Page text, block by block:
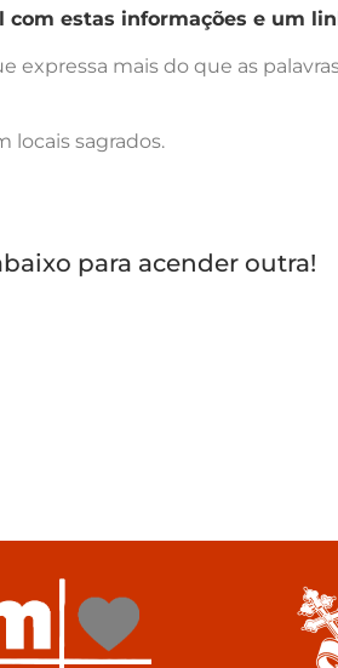
estas informações e um
expressa mais do que as
locais sagrados.
para acender outra!